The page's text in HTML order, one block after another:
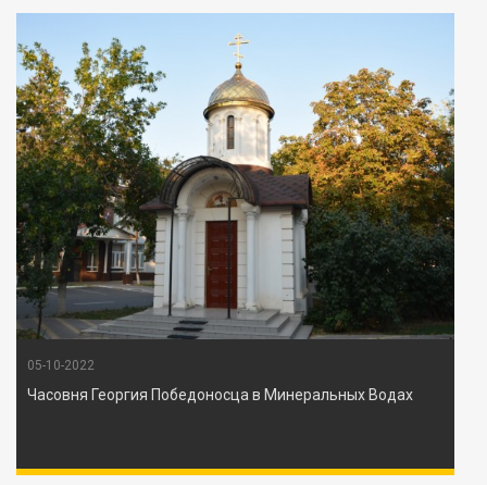
05-10-2022
Часовня Георгия Победоносца в Минеральных Водах